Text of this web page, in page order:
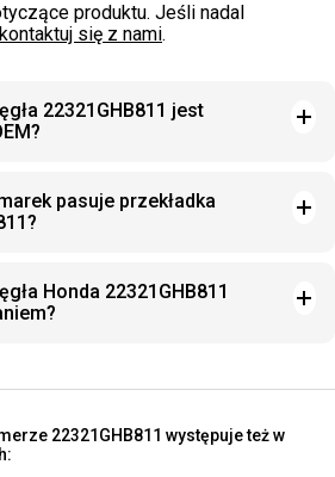
produktu. Jeśli nadal
się z nami.
22321GHB811 jest
pasuje przekładka
Honda 22321GHB811
22321GHB811 występuje też w